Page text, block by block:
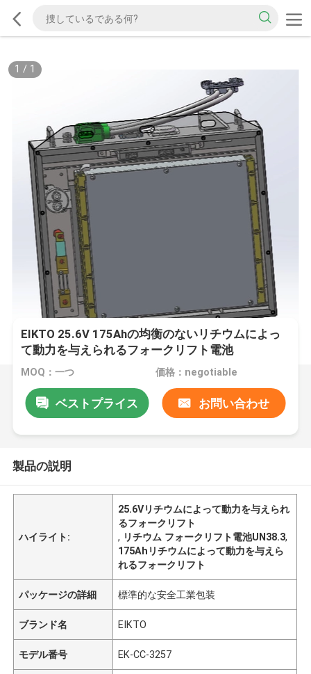
1 / 1
EIKTO 25.6V 175Ahの均衡のないリチウムによっ
て動力を与えられるフォークリフト電池
MOQ：一つ 価格：negotiable
ベストプライス お問い合わせ
製品の説明
ハイライト:
25.6Vリチウムによって動力を与えられ
るフォークリフト
, リチウム フォークリフト電池UN38.3,
175Ahリチウムによって動力を与えら
れるフォークリフト
パッケージの詳細 標準的な安全工業包装
ブランド名 EIKTO
モデル番号 EK-CC-3257